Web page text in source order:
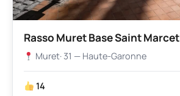
Rasso Muret Base Saint Marcet
Muret· 31 — Haute-Garonne
14